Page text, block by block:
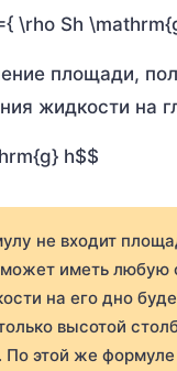
\rho Sh
площади,
жидкости на
h$$
не входит
иметь любую
на его дно
высотой
По этой же формуле